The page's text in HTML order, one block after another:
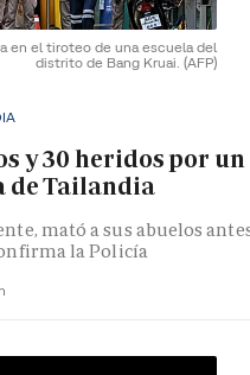
en el tiroteo de una escuela del
distrito de Bang Kruai. (AFP)
y 30 heridos por un
de Tailandia
mató a sus abuelos
la Policía